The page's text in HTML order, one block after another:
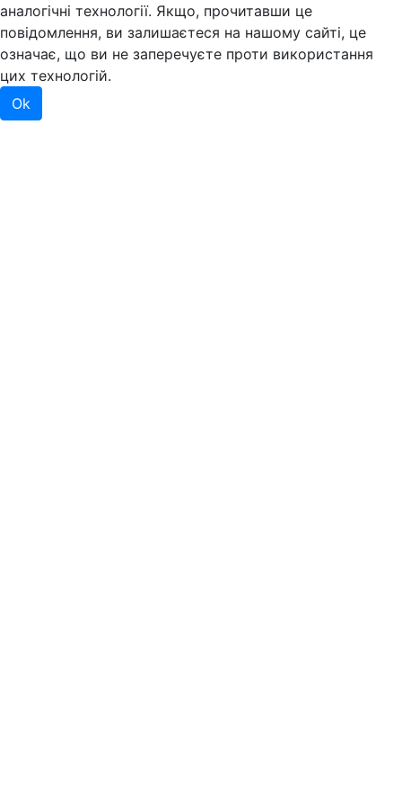
аналогічні технології. Якщо, прочитавши це
повідомлення, ви залишаєтеся на нашому сайті, це
означає, що ви не заперечуєте проти використання
цих технологій.
Ok